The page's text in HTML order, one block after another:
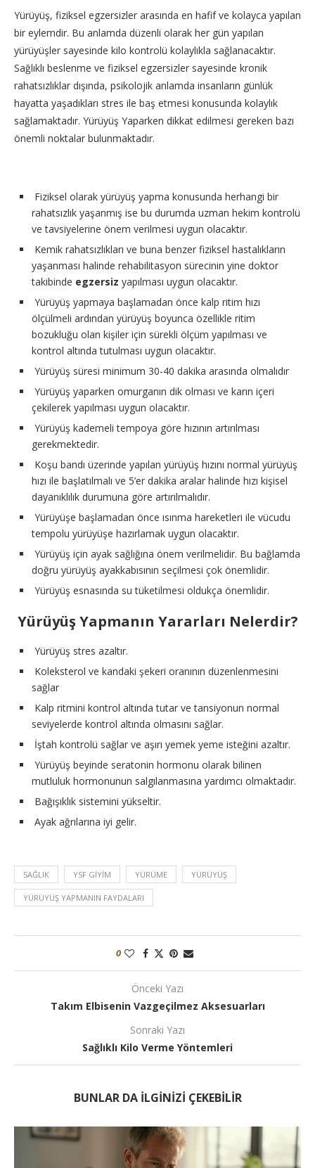
Yürüyüş, fiziksel egzersizler arasında en hafif ve kolayca yapılan
bir eylemdir. Bu anlamda düzenli olarak her gün yapılan
yürüyüşler sayesinde kilo kontrolü kolaylıkla sağlanacaktır.
Sağlıklı beslenme ve fiziksel egzersizler sayesinde kronik
rahatsızlıklar dışında, psikolojik anlamda insanların günlük
hayatta yaşadıkları stres ile baş etmesi konusunda kolaylık
sağlamaktadır. Yürüyüş Yaparken dikkat edilmesi gereken bazı
önemli noktalar bulunmaktadır.
Fiziksel olarak yürüyüş yapma konusunda herhangi bir
rahatsızlık yaşanmış ise bu durumda uzman hekim kontrolü
ve tavsiyelerine önem verilmesi uygun olacaktır.
Kemik rahatsızlıkları ve buna benzer fiziksel hastalıkların
yaşanması halinde rehabilitasyon sürecinin yine doktor
takibinde egzersiz yapılması uygun olacaktır.
Yürüyüş yapmaya başlamadan önce kalp ritim hızı
ölçülmeli ardından yürüyüş boyunca özellikle ritim
bozukluğu olan kişiler için sürekli ölçüm yapılması ve
kontrol altında tutulması uygun olacaktır.
Yürüyüş süresi minimum 30-40 dakika arasında olmalıdır
Yürüyüş yaparken omurganın dik olması ve karın içeri
çekilerek yapılması uygun olacaktır.
Yürüyüş kademeli tempoya göre hızının artırılması
gerekmektedir.
Koşu bandı üzerinde yapılan yürüyüş hızını normal yürüyüş
hızı ile başlatılmalı ve 5’er dakika aralar halinde hızı kişisel
dayanıklılık durumuna göre artırılmalıdır.
Yürüyüşe başlamadan önce ısınma hareketleri ile vücudu
tempolu yürüyüşe hazırlamak uygun olacaktır.
Yürüyüş için ayak sağlığına önem verilmelidir. Bu bağlamda
doğru yürüyüş ayakkabısının seçilmesi çok önemlidir.
Yürüyüş esnasında su tüketilmesi oldukça önemlidir.
Yürüyüş Yapmanın Yararları Nelerdir?
Yürüyüş stres azaltır.
Koleksterol ve kandaki şekeri oranının düzenlenmesini
sağlar
Kalp ritmini kontrol altında tutar ve tansiyonun normal
seviyelerde kontrol altında olmasını sağlar.
İştah kontrolü sağlar ve aşırı yemek yeme isteğini azaltır.
Yürüyüş beyinde seratonin hormonu olarak bilinen
mutluluk hormonunun salgılanmasına yardımcı olmaktadır.
Bağışıklık sistemini yükseltir.
Ayak ağrılarına iyi gelir.
SAĞLIK YSF GIYIM YÜRÜME YÜRÜYÜŞ
YÜRÜYÜŞ YAPMANIN FAYDALARI
0
Önceki Yazı
Takım Elbisenin Vazgeçilmez Aksesuarları
Sonraki Yazı
Sağlıklı Kilo Verme Yöntemleri
BUNLAR DA ILGINIZI ÇEKEBILIR